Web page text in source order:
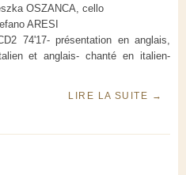
OSZANCA, cello
ARESI
74'17- présentation en anglais,
et anglais- chanté en italien-
LIRE LA SUITE →